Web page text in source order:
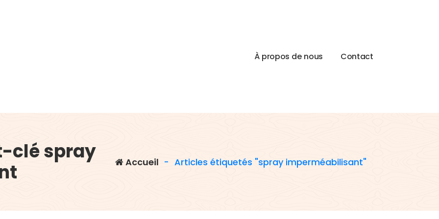
À propos de nous Contact
clé spray
Accueil - Articles étiquetés "spray imperméabilisant"